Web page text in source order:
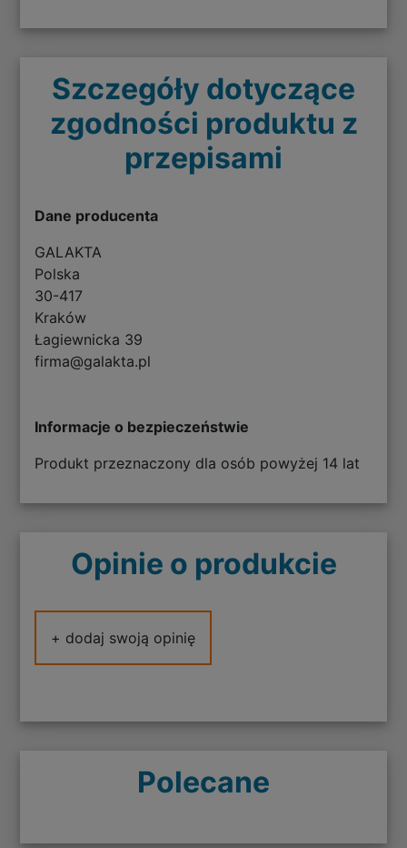
Szczegóły dotyczące
zgodności produktu z
przepisami
Dane producenta
GALAKTA
Polska
30-417
Kraków
Łagiewnicka 39
firma@galakta.pl
Informacje o bezpieczeństwie
Produkt przeznaczony dla osób powyżej 14 lat
Opinie o produkcie
+ dodaj swoją opinię
Polecane